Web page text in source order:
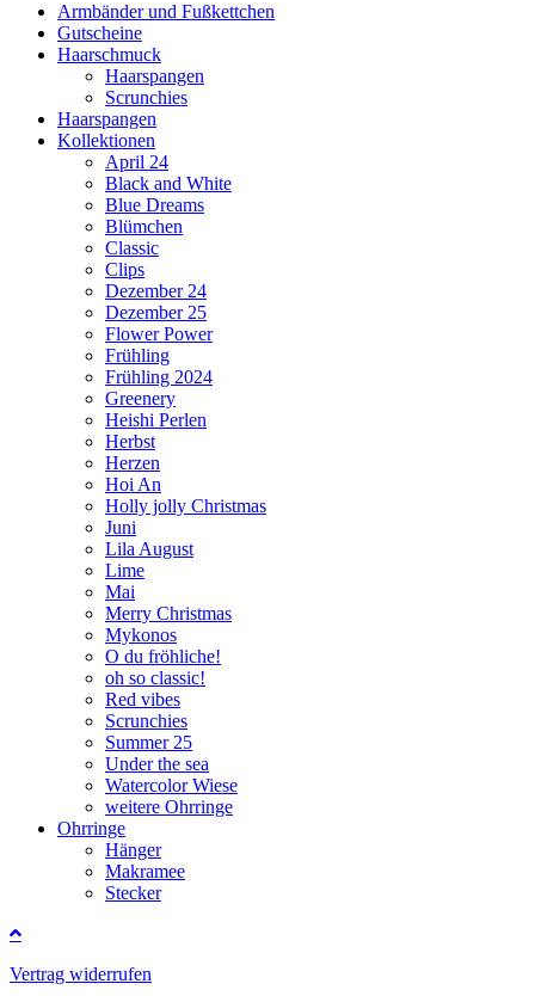
Armbänder und Fußkettchen
Gutscheine
Haarschmuck
Haarspangen
Scrunchies
Haarspangen
Kollektionen
April 24
Black and White
Blue Dreams
Blümchen
Classic
Clips
Dezember 24
Dezember 25
Flower Power
Frühling
Frühling 2024
Greenery
Heishi Perlen
Herbst
Herzen
Hoi An
Holly jolly Christmas
Juni
Lila August
Lime
Mai
Merry Christmas
Mykonos
O du fröhliche!
oh so classic!
Red vibes
Scrunchies
Summer 25
Under the sea
Watercolor Wiese
weitere Ohrringe
Ohrringe
Hänger
Makramee
Stecker
Vertrag widerrufen